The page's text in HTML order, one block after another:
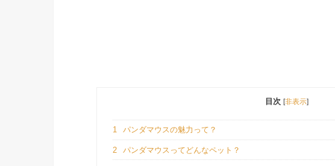
目次 [非表示]
1 パンダマウスの魅力って？
2 パンダマウスってどんなペット？